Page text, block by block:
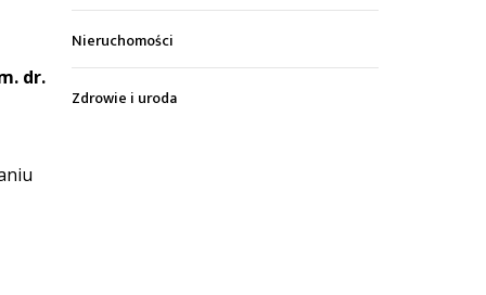
dr.
Nieruchomości
Zdrowie i uroda